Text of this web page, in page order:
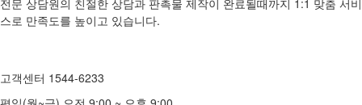
전문 상담원의 친절한 상담과 판촉물 제작이 완료될때까지 1:1 맞춤 서비
스로 만족도를 높이고 있습니다.
고객센터 1544-6233